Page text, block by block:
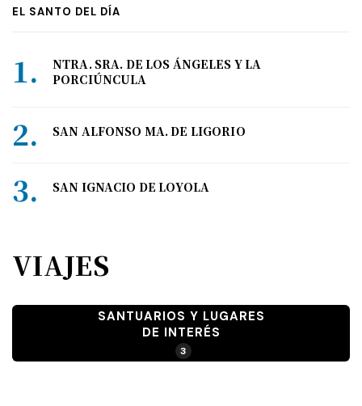
EL SANTO DEL DÍA
NTRA. SRA. DE LOS ÁNGELES Y LA
PORCIÚNCULA
SAN ALFONSO MA. DE LIGORIO
SAN IGNACIO DE LOYOLA
VIAJES
SANTUARIOS Y LUGARES
DE INTERÉS
3